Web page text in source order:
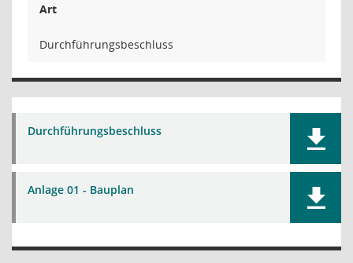
Art
Durchführungsbeschluss
Durchführungsbeschluss
Anlage 01 - Bauplan